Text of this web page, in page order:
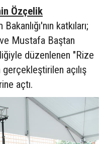
Özçelik
katkıları;
Mustafa Baştan
düzenlenen "Rize
açılış
açtı.